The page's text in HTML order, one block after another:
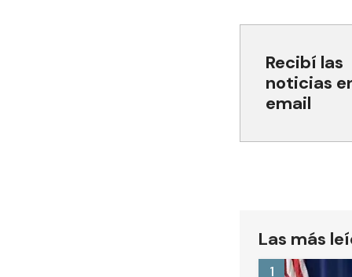
Recibí las
noticias
email
Las más
1